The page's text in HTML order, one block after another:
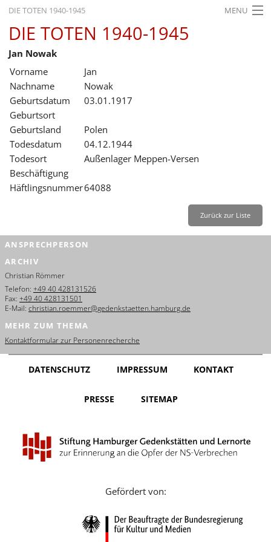
DIE TOTEN 1940-1945 MENU
STARTSEITE
AKTUELLES
AUSSTELLUNGEN
GESCHICHTE
BILDUNG
FORSCHUNG
SERVICE
Français
Dansk
Español
Nederlands
Português
Русский
Leichte Sprache
DIE TOTEN 1940-1945
Jan Nowak
Vorname
Jan
Nachname
Nowak
Geburtsdatum
03.01.1917
Geburtsort
Geburtsland
Polen
Todesdatum
04.12.1944
Todesort
Außenlager Meppen-Versen
Beschäftigung
Häftlingsnummer64088
Zurück zur Liste
ANSPRECHPERSON
ARCHIV
Christian Römmer
Telefon: +49 40 428131526
Fax: +49 40 428131501
E-Mail: christian.roemmer@gedenkstaetten.hamburg.de
MEHR ZUM THEMA
Kontaktformular zur Personenrecherche
DATENSCHUTZ IMPRESSUM KONTAKT
PRESSE SITEMAP
Gefördert von: